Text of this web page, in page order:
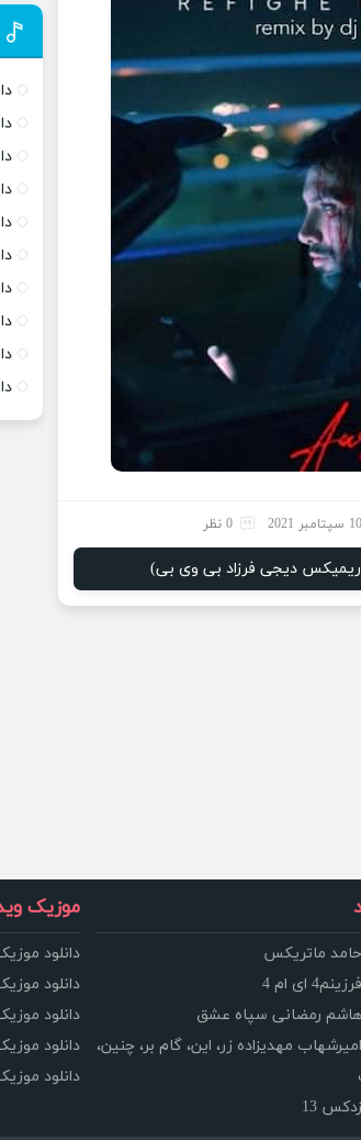
10 سپتامبر 2021 0 نظر
(ریمیکس دیجی فرزاد بی وی بی)
حامد ماتریکس
ای ام 4
هاشم رمضانی سپاه عشق
مهدیزاده زر، این، گام بر، چنین،
13
موزیک
دانلود
دانلود
دانلود
دانلود
دانلود